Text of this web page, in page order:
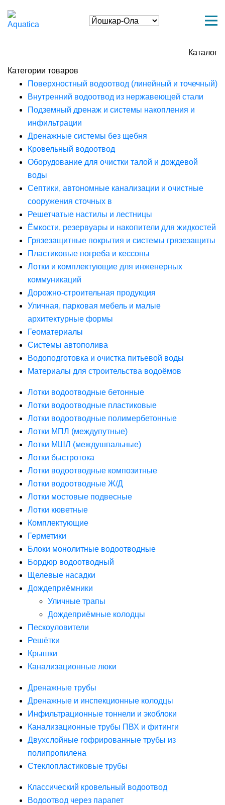
Каталог
Категории товаров
Поверхностный водоотвод (линейный и точечный)
Внутренний водоотвод из нержавеющей стали
Подземный дренаж и системы накопления и
инфильтрации
Дренажные системы без щебня
Кровельный водоотвод
Оборудование для очистки талой и дождевой
воды
Септики, автономные канализации и очистные
сооружения сточных в
Решетчатые настилы и лестницы
Ёмкости, резервуары и накопители для жидкостей
Грязезащитные покрытия и системы грязезащиты
Пластиковые погреба и кессоны
Лотки и комплектующие для инженерных
коммуникаций
Дорожно-строительная продукция
Уличная, парковая мебель и малые
архитектурные формы
Геоматериалы
Системы автополива
Водоподготовка и очистка питьевой воды
Материалы для строительства водоёмов
Лотки водоотводные бетонные
Лотки водоотводные пластиковые
Лотки водоотводные полимербетонные
Лотки МПЛ (междупутные)
Лотки МШЛ (междушпальные)
Лотки быстротока
Лотки водоотводные композитные
Лотки водоотводные Ж/Д
Лотки мостовые подвесные
Лотки кюветные
Комплектующие
Герметики
Блоки монолитные водоотводные
Бордюр водоотводный
Щелевые насадки
Дождеприёмники
Уличные трапы
Дождеприёмные колодцы
Пескоуловители
Решётки
Крышки
Канализационные люки
Дренажные трубы
Дренажные и инспекционные колодцы
Инфильтрационные тоннели и экоблоки
Канализационные трубы ПВХ и фитинги
Двухслойные гофрированные трубы из
полипропилена
Стеклопластиковые трубы
Классический кровельный водоотвод
Водоотвод через парапет